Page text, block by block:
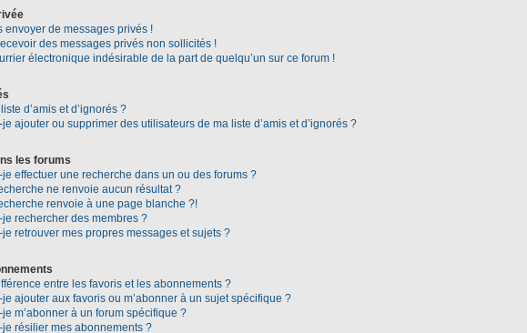
envoyer de messages privés !
des messages privés non sollicités !
électronique indésirable de la part de quelqu’un sur ce forum !
d’amis et d’ignorés ?
ajouter ou supprimer des utilisateurs de ma liste d’amis et d’ignorés ?
les forums
effectuer une recherche dans un ou des forums ?
ne renvoie aucun résultat ?
renvoie à une page blanche ?!
rechercher des membres ?
retrouver mes propres messages et sujets ?
entre les favoris et les abonnements ?
ajouter aux favoris ou m’abonner à un sujet spécifique ?
m’abonner à un forum spécifique ?
résilier mes abonnements ?